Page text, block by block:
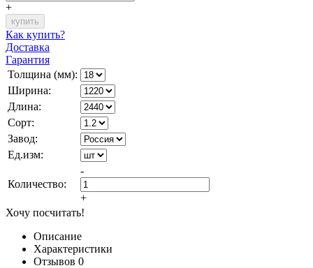
+
Как купить?
Доставка
Гарантия
Толщина (мм):
Ширина:
Длина:
Сорт:
Завод:
Ед.изм:
Количество:
-
+
Хочу посчитать!
Описание
Характеристики
Отзывов 0